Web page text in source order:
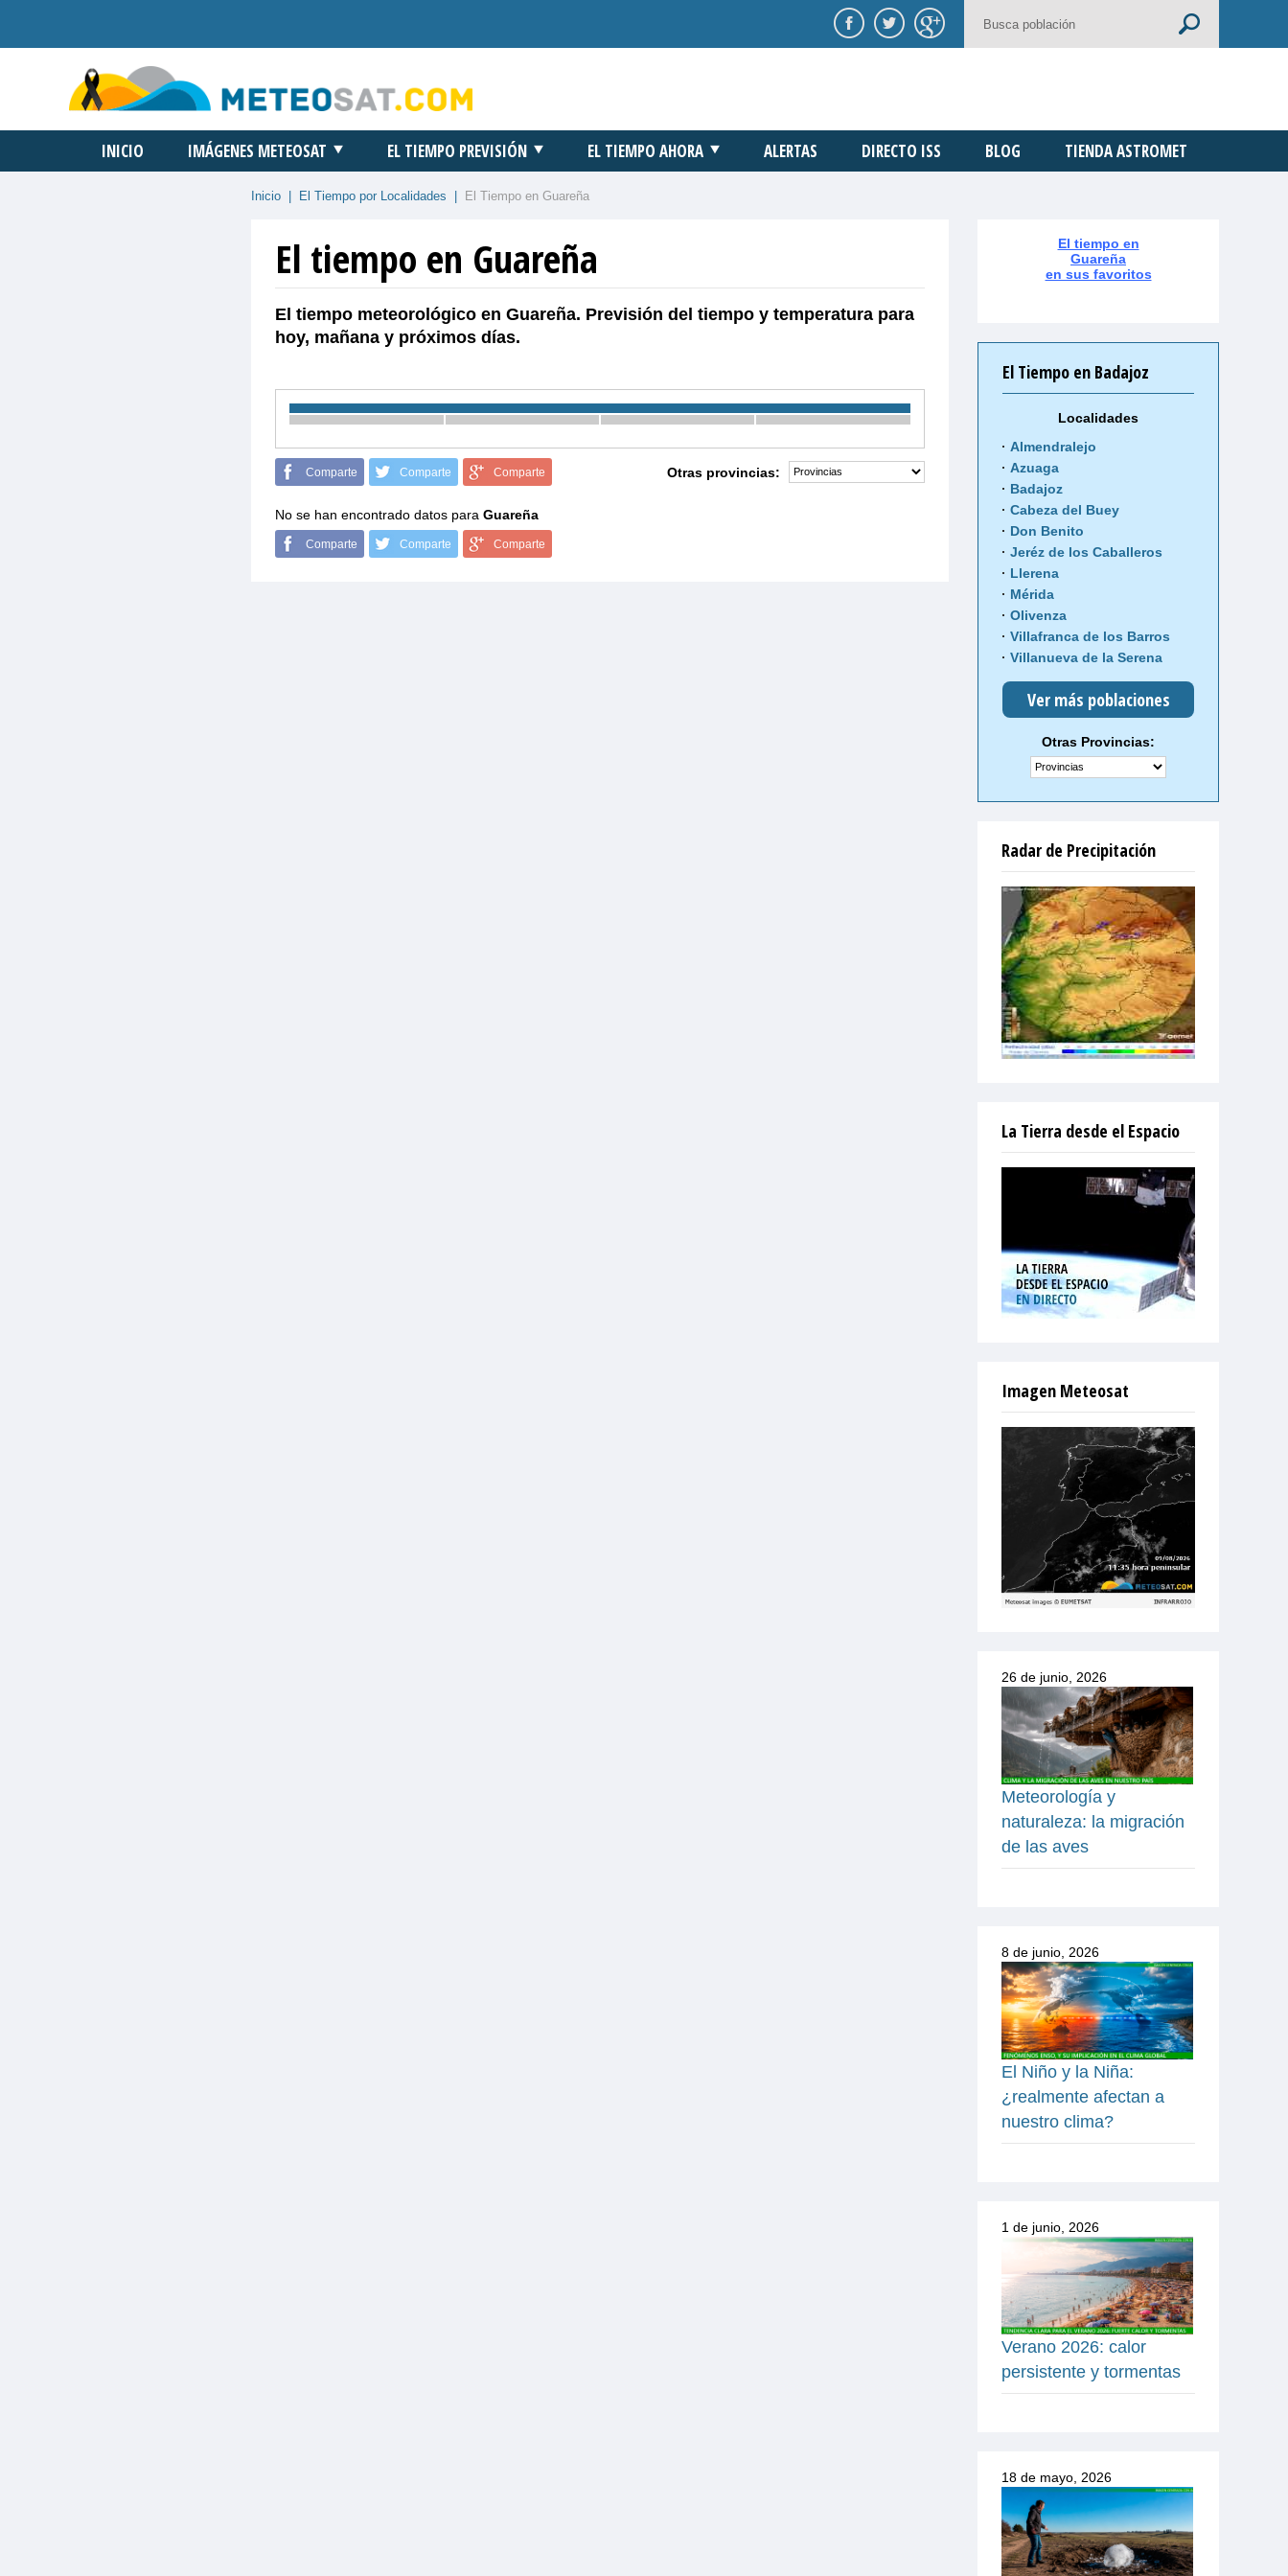
INICIO IMÁGENES METEOSAT EL TIEMPO PREVISIÓN EL TIEMPO AHORA ALERTAS DIRECTO ISS BLOG TIENDA ASTROMET
Inicio El Tiempo por Localidades El Tiempo en Guareña
El tiempo en Guareña
El tiempo meteorológico en Guareña. Previsión del tiempo y temperatura para
hoy, mañana y próximos días.
Comparte Comparte Comparte Otras provincias:
No se han encontrado datos para Guareña
Comparte Comparte Comparte
El tiempo en
Guareña
en sus favoritos
El Tiempo en Badajoz
Localidades
Almendralejo
Azuaga
Badajoz
Cabeza del Buey
Don Benito
Jeréz de los Caballeros
Llerena
Mérida
Olivenza
Villafranca de los Barros
Villanueva de la Serena
Ver más poblaciones
Otras Provincias:
Radar de Precipitación
La Tierra desde el Espacio
Imagen Meteosat
26 de junio, 2026
Meteorología y
naturaleza: la migración
de las aves
8 de junio, 2026
El Niño y la Niña:
¿realmente afectan a
nuestro clima?
1 de junio, 2026
Verano 2026: calor
persistente y tormentas
18 de mayo, 2026